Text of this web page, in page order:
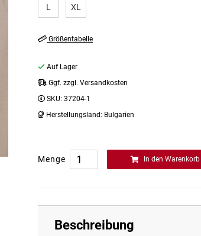
L XL
Größentabelle
Auf Lager
Ggf. zzgl. Versandkosten
SKU: 37204-1
Herstellungsland: Bulgarien
Menge In den Warenkorb
Beschreibung